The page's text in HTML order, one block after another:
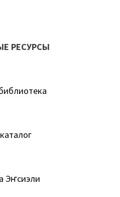
РЕСУРСЫ
Эҥсиэли